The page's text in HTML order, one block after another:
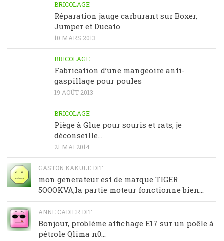
BRICOLAGE
Réparation jauge carburant sur Boxer,
Jumper et Ducato
10 MARS 2013
BRICOLAGE
Fabrication d’une mangeoire anti-
gaspillage pour poules
19 AOÛT 2013
BRICOLAGE
Piège à Glue pour souris et rats, je
déconseille…
21 MAI 2014
GASTON KAKULE DIT
mon generateur est de marque TIGER
5OOOKVA,la partie moteur fonctionne bien...
ANNE CADIER DIT
Bonjour, problème affichage E17 sur un poêle à
pétrole Qlima n0...